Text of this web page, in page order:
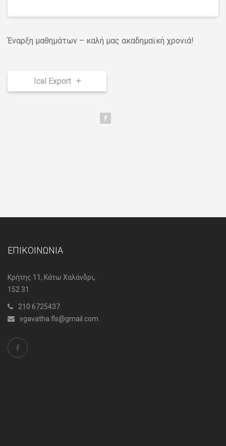
Έναρξη μαθημάτων – καλή μας ακαδημαϊκή χρονιά!
Ical Export
ΕΠΙΚΟΙΝΩΝΙΑ
Κρήτης 11, Κάτω Χαλάνδρι,
152 31
210 6725437
vgavatha.fls@gmail.com